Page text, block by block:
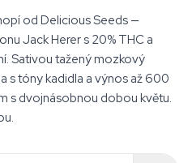
od Delicious Seeds —
Jack Herer s 20% THC a
Sativou tažený mozkový
s tóny kadidla a výnos až 600
s dvojnásobnou dobou květu.